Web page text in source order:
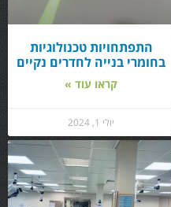
התפתחויות טכנולוגיות
בחומרי בנייה לחדרים נקיים
קראו עוד »
יולי 1, 2024